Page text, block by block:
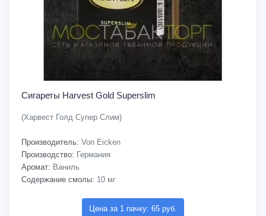
Сигареты Harvest Gold Superslim
(Харвест Голд Супер Слим)
Производитель: Von Eicken
Производство: Германия
Аромат: Ваниль
Содержание смолы: 10 мг
Цена за 1 пачку: 65 руб.